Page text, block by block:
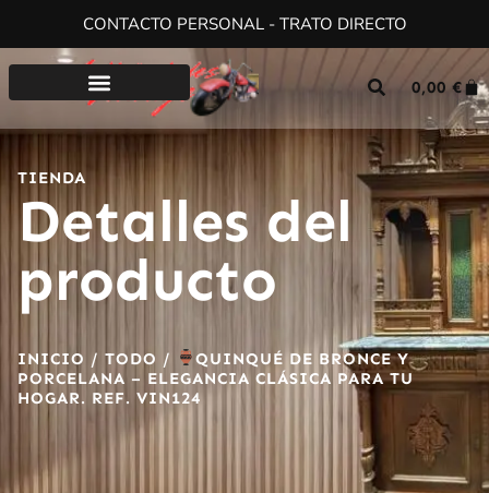
CONTACTO PERSONAL - TRATO DIRECTO
0,00€
TIENDA
Detalles del
producto
INICIO / TODO /
QUINQUÉ DE BRONCE Y
PORCELANA – ELEGANCIA CLÁSICA PARA TU
HOGAR. REF. VIN124